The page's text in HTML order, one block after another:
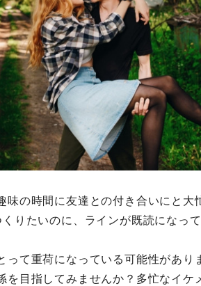
味の時間に友達との付き合いにと大
りたいのに、ラインが既読になっ
って重荷になっている可能性があり
を目指してみませんか？多忙なイケ